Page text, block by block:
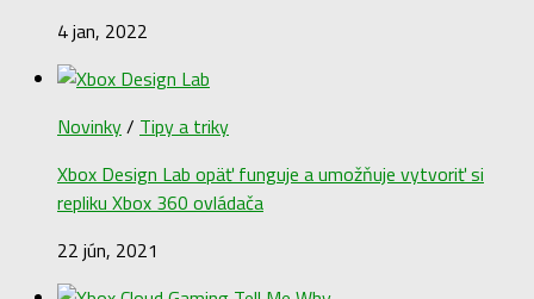
4 jan, 2022
Novinky/ Tipy a triky
Xbox Design Lab opäť funguje a umožňuje vytvoriť si
repliku Xbox 360 ovládača
22 jún, 2021